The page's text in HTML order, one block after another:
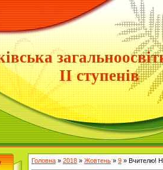
ІІ ступенів
Головна » 2018 » Жовтень » 9 » Вчителю!